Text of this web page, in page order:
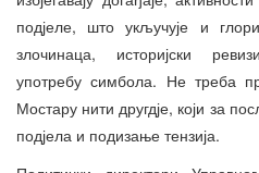
подјеле, што укључује и
злочинаца, историјски
употребу симбола. Не треба
Мостару нити другдје, који за
подјела и подизање тензија.